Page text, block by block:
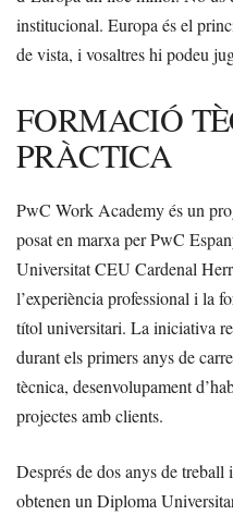
institucional. Europa és el
de vista, i vosaltres hi podeu
FORMACIÓ
PRÀCTICA
PwC Work Academy és un
posat en marxa per PwC
Universitat CEU Cardenal
l’experiència professional i la
títol universitari. La iniciativa
durant els primers anys de
tècnica, desenvolupament
projectes amb clients.
Després de dos anys de
obtenen un Diploma